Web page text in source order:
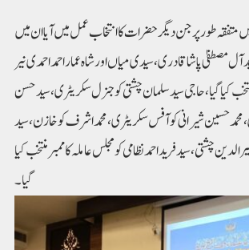
متفقہ طور پر جن دیگر حضرات کا انتخاب عمل میں آیا ان میں
آل مصطفیٰ پاشا قادری، سیدی میاں اور شاہ عمار احمد احمدی نیر
کیا گیا، حاجی سید سلمان چشتی کو جنرل سکریٹری، سید حسن
محمد حسین شیرانی کو آفس سکریٹری، محمد اشرف کو خازن،سید
چشتی، سید فرید احمد نظامی کو مجلس عاملہ کا ممبر منتخب کیا
گیا۔